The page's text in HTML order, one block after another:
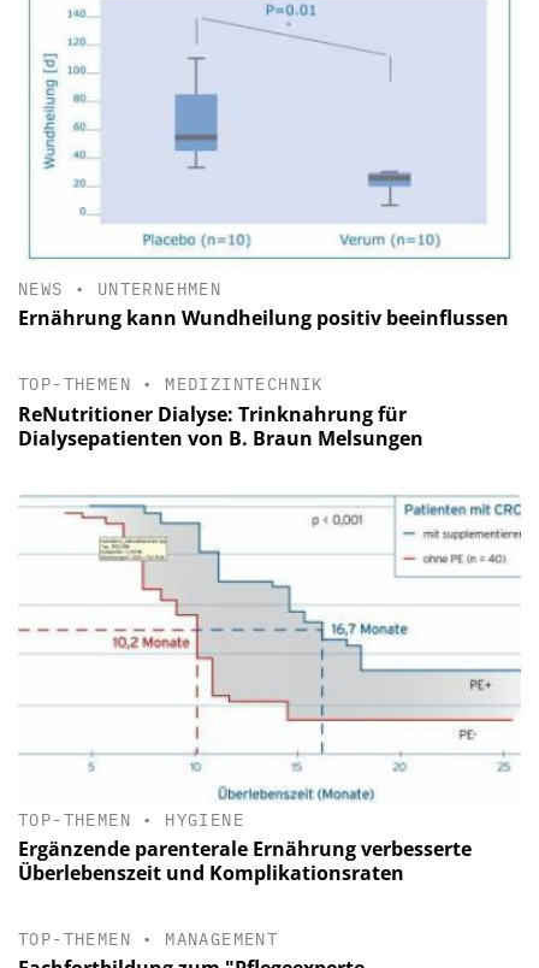
NEWS • UNTERNEHMEN
Ernährung kann Wundheilung positiv beeinflussen
TOP-THEMEN • MEDIZINTECHNIK
ReNutritioner Dialyse: Trinknahrung für
Dialysepatienten von B. Braun Melsungen
TOP-THEMEN • HYGIENE
Ergänzende parenterale Ernährung verbesserte
Überlebenszeit und Komplikationsraten
TOP-THEMEN • MANAGEMENT